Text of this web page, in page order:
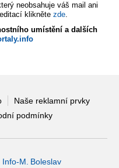
neobsahuje váš mail ani
klikněte zde.
umístění a dalších
Naše reklamní prvky
podmínky
Info-M. Boleslav